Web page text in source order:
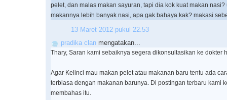
pelet, dan malas makan sayuran, tapi dia kok kuat makan
makannya lebih banyak nasi, apa gak bahaya kak? makasi
13 Maret 2012 pukul 22.53
pradika clan mengatakan...
Thary, Saran kami sebaiknya segera dikonsultasikan ke dokter
Agar Kelinci mau makan pelet atau makanan baru tentu ada
terbiasa dengan makanan barunya. Di postingan terbaru kami
membahas itu.